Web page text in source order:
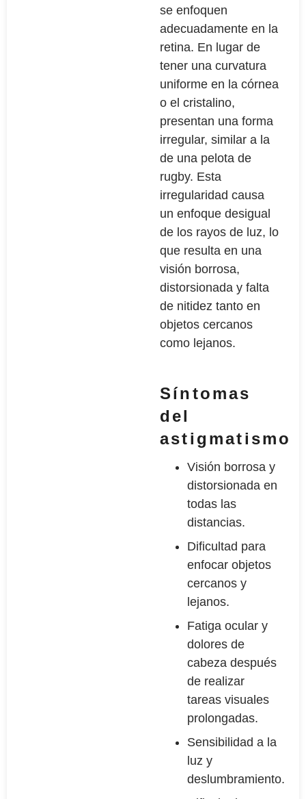
se enfoquen
adecuadamente en la
retina. En lugar de
tener una curvatura
uniforme en la córnea
o el cristalino,
presentan una forma
irregular, similar a la
de una pelota de
rugby. Esta
irregularidad causa
un enfoque desigual
de los rayos de luz, lo
que resulta en una
visión borrosa,
distorsionada y falta
de nitidez tanto en
objetos cercanos
como lejanos.
Síntomas
del
astigmatismo
Visión borrosa y
distorsionada en
todas las
distancias.
Dificultad para
enfocar objetos
cercanos y
lejanos.
Fatiga ocular y
dolores de
cabeza después
de realizar
tareas visuales
prolongadas.
Sensibilidad a la
luz y
deslumbramiento.